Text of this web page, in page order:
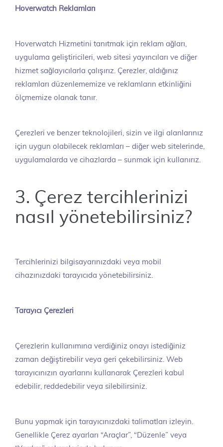
Hoverwatch Reklamları
Hoverwatch Hizmetini tanıtmak için reklam ağları,
uygulama geliştiricileri, web sitesi yayıncıları ve diğer
hizmet sağlayıcılarla çalışırız. Çerezler, aldığınız
reklamları düzenlememize ve reklamların etkinliğini
ölçmemize olanak tanır.
Çerezleri ve benzer teknolojileri, sizin ve ilgi alanlarınız
için uygun olabilecek reklamları – diğer web sitelerinde,
uygulamalarda ve cihazlarda – sunmak için kullanırız.
3. Çerez tercihlerinizi
nasıl yönetebilirsiniz?
Tercihlerinizi bilgisayarınızdaki veya mobil
cihazınızdaki tarayıcıda yönetebilirsiniz.
Tarayıcı Çerezleri
Çerezlerin kullanımına verdiğiniz onayı istediğiniz
zaman değiştirebilir veya geri çekebilirsiniz. Web
tarayıcınızın ayarlarını kullanarak Çerezleri kabul
edebilir, reddedebilir veya silebilirsiniz.
Bunu yapmak için tarayıcınızdaki talimatları izleyin.
Genellikle Çerez ayarları “Araçlar”, “Düzenle” veya